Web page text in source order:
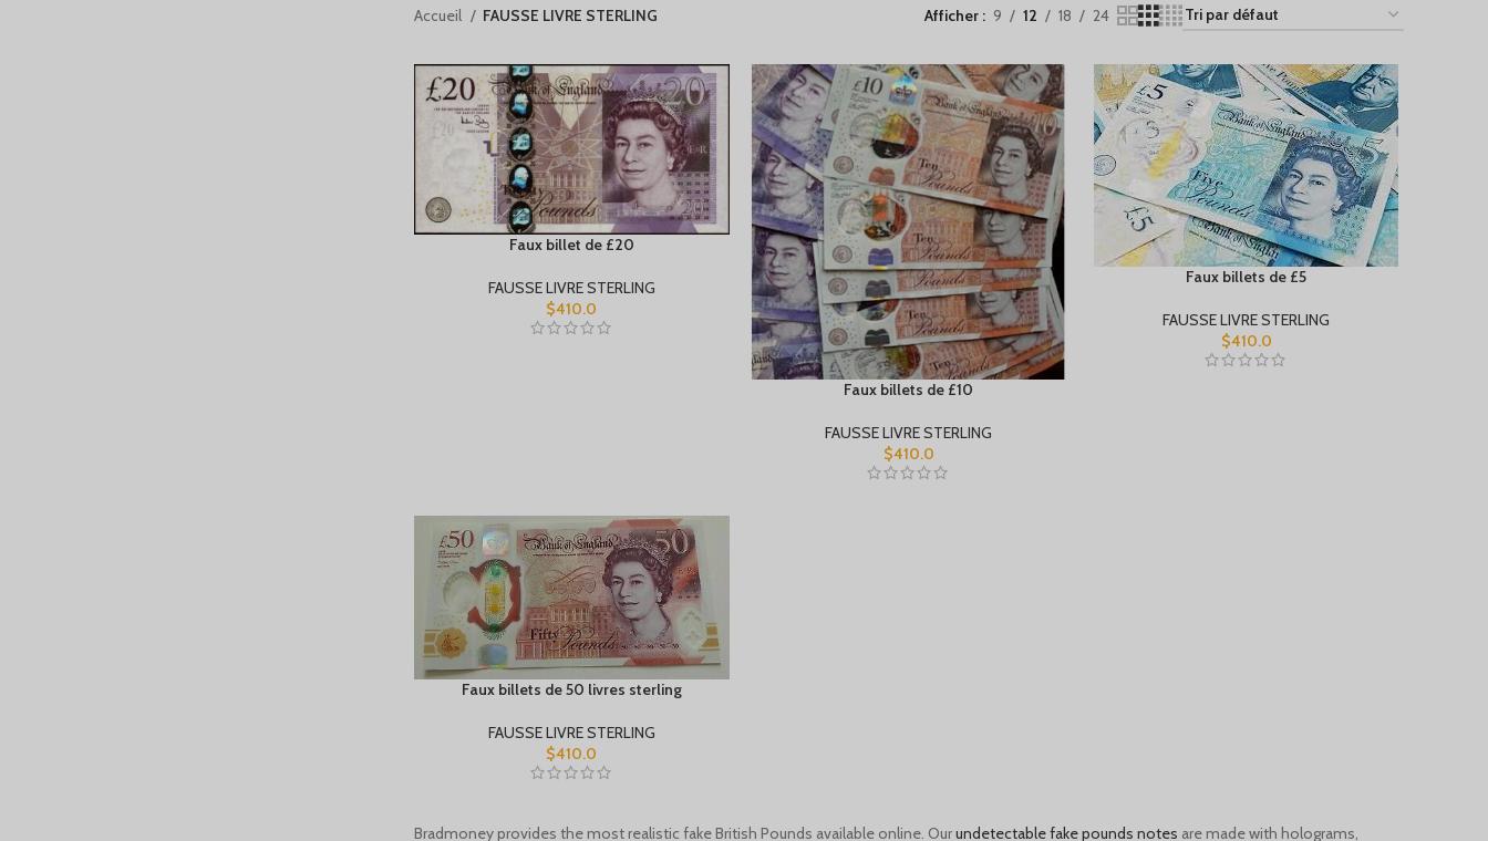
Accueil FAUSSE LIVRE STERLING Afficher 9 12 18 24
Faux billet de £20
FAUSSE LIVRE STERLING
$410.0
Faux billets de £10
FAUSSE LIVRE STERLING
$410.0
Faux billets de £5
FAUSSE LIVRE STERLING
$410.0
Faux billets de 50 livres sterling
FAUSSE LIVRE STERLING
$410.0
Bradmoney provides the mostrealistic fake British Pounds available online. Ourundetectable fake pounds notes are made with holograms,